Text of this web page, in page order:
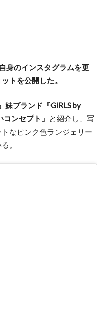
身のインスタグラムを更
トを公開した。
妹ブランド『GiRLS by
ンセプト」 と紹介し、写
なピンク色ランジェリー
。